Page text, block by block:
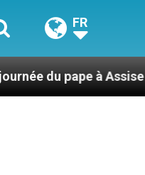
FR
Assise : « Allons-y !